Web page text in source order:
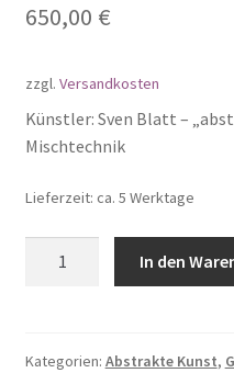
650,00 €
zzgl. Versandkosten
Künstler: Sven Blatt –
Mischtechnik
Lieferzeit: ca. 5 Werktage
In den
Kategorien: Abstrakte Kunst,